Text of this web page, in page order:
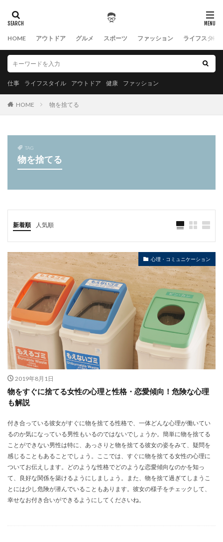
HOME アウトドア グルメ スポーツ ファッション ライフスタイ
仕事 ライフスタイル アウトドア 健康 ファッション
HOME 物を捨てる
TAG
物を捨てる
新着順 人気順
心理・コミュニケーション
2019年8月1日
物をすぐに捨てる女性の心理と性格・恋愛傾向！危険な心理
も解説
付き合っている彼女がすぐに物を捨てる性格で、一体どんな心理が働いてい
るのか気になっている男性もいるのではないでしょうか。簡単に物を捨てる
ことができない男性は特に、あっさりと物を捨てる彼女の姿をみて、疑問を
感じることもあることでしょう。ここでは、すぐに物を捨てる女性の心理に
ついてお伝えします。どのような性格でどのような恋愛傾向なのかを知っ
て、良好な関係を築けるようにしましょう。また、物を捨て過ぎてしまうこ
とには少し危険が潜んでいることもあります。彼女の様子をチェックして、
幸せなお付き合いができるようにしてくださいね。